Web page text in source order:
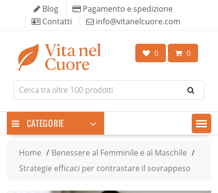
content
Blog
Pagamento e spedizione
Contatti
info@vitanelcuore.com
0 0
Search
for
CATEGORIE
Home
Benessere al Femminile e al Maschile
Strategie efficaci per contrastare il sovrappeso